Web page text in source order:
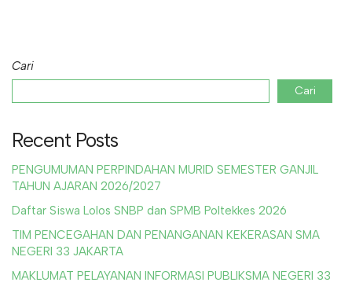
Cari
Cari
Recent Posts
PENGUMUMAN PERPINDAHAN MURID SEMESTER GANJIL
TAHUN AJARAN 2026/2027
Daftar Siswa Lolos SNBP dan SPMB Poltekkes 2026
TIM PENCEGAHAN DAN PENANGANAN KEKERASAN SMA
NEGERI 33 JAKARTA
MAKLUMAT PELAYANAN INFORMASI PUBLIKSMA NEGERI 33